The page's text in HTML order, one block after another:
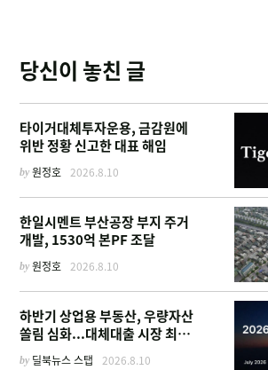
당신이 놓친 글
타이거대체투자운용, 금감원에
위반 정황 신고한 대표 해임
by원정호 2026.8.10
한일시멘트 부산공장 부지 주거
개발, 1530억 본PF 조달
by원정호 2026.8.10
하반기 상업용 부동산, 우량자산
쏠림 심화...대체대출 시장 최대
45조
by 딜북뉴스 스탭 2026.8.10